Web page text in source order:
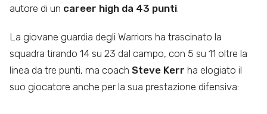
autore di un career high da 43 punti
La giovane guardia degli Warriors ha trascinato la
squadra tirando 14 su 23 dal campo, con 5 su 11 oltre la
linea da tre punti, ma coach Steve Kerr ha elogiato il
suo giocatore anche per la sua prestazione difensiva: